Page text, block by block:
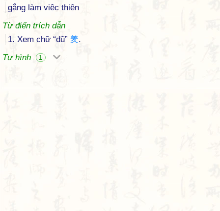
gắng làm việc thiện
Từ điển trích dẫn
1. Xem chữ “dũ” 羑.
Tự hình
1